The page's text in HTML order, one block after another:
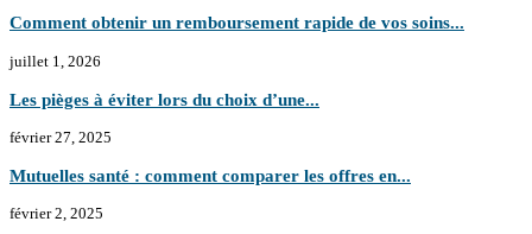
Comment obtenir un remboursement rapide de vos soins...
juillet 1, 2026
Les pièges à éviter lors du choix d’une...
février 27, 2025
Mutuelles santé : comment comparer les offres en...
février 2, 2025